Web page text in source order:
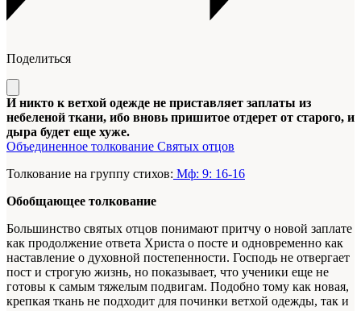
Поделиться
И никто к ветхой одежде не приставляет заплаты из
небеленой ткани, ибо вновь пришитое отдерет от старого, и
дыра будет еще хуже.
Объединенное толкование Святых отцов
Толкование на группу стихов: Мф: 9: 16-16
Обобщающее толкование
Большинство святых отцов понимают притчу о новой заплате
как продолжение ответа Христа о посте и одновременно как
наставление о духовной постепенности. Господь не отвергает
пост и строгую жизнь, но показывает, что ученики еще не
готовы к самым тяжелым подвигам. Подобно тому как новая,
крепкая ткань не подходит для починки ветхой одежды, так и